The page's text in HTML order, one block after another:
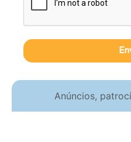
Anúncios,